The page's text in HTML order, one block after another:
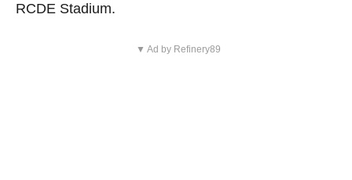
RCDE Stadium.
▼ Ad by Refinery89